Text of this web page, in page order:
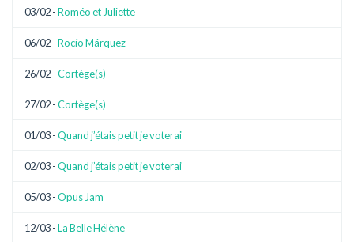
03/02 -Roméo et Juliette
06/02 -Rocío Márquez
26/02 -Cortège(s)
27/02 -Cortège(s)
01/03 -Quand j’étais petit je voterai
02/03 -Quand j’étais petit je voterai
05/03 -Opus Jam
12/03 -La Belle Hélène